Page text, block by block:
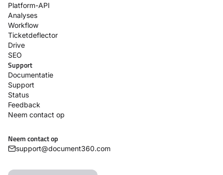
Platform-API
Analyses
Workflow
Ticketdeflector
Drive
SEO
Support
Documentatie
Support
Status
Feedback
Neem contact op
Neem contact op
support@document360.com